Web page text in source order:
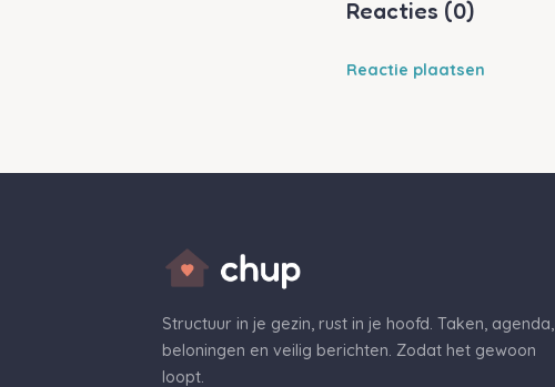
Reacties (0)
Reactie plaatsen
Structuur in je gezin, rust in je hoofd. Taken, agenda,
beloningen en veilig berichten. Zodat het gewoon
loopt.